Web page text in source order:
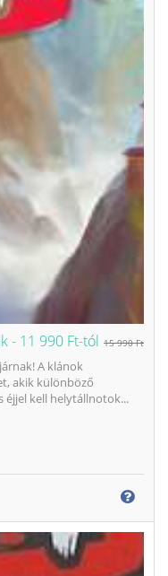
- 11 990 Ft-tól 15 990 Ft
A klánok
akik különböző
éjjel kell helytállnotok...